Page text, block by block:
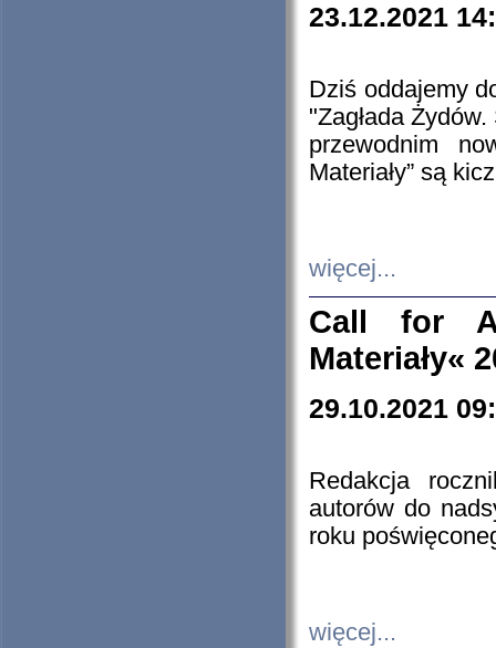
23.12.2021
Dziś oddajemy
"Zagłada
przewodnim
Materiały” są
więcej...
Call for
Materiały«
29.10.2021
Redakcja
autorów do
roku
więcej...